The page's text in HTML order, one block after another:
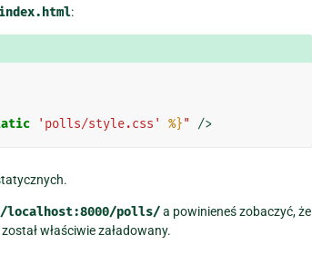
:
'polls/style.css' %}" />
polls/a powinieneś zobaczyć, że
właściwie załadowany.